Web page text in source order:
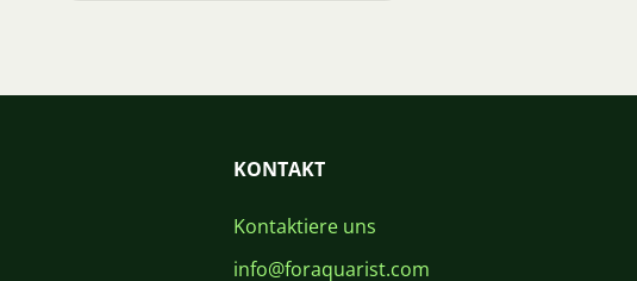
KONTAKT
Kontaktiere uns
info@foraquarist.com